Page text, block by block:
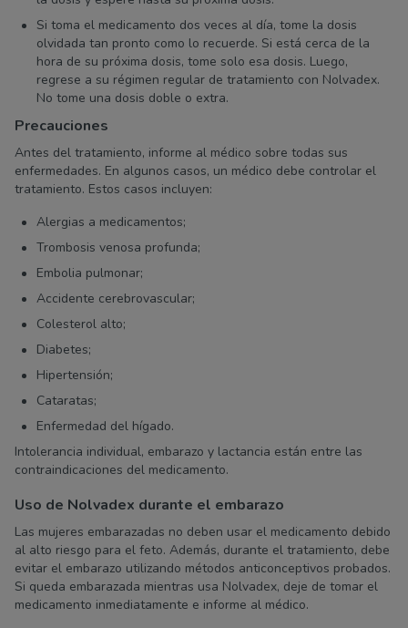
Si toma el medicamento dos veces al día, tome la dosis
olvidada tan pronto como lo recuerde. Si está cerca de la
hora de su próxima dosis, tome solo esa dosis. Luego,
regrese a su régimen regular de tratamiento con Nolvadex.
No tome una dosis doble o extra.
Precauciones
Antes del tratamiento, informe al médico sobre todas sus
enfermedades. En algunos casos, un médico debe controlar el
tratamiento. Estos casos incluyen:
Alergias a medicamentos;
Trombosis venosa profunda;
Embolia pulmonar;
Accidente cerebrovascular;
Colesterol alto;
Diabetes;
Hipertensión;
Cataratas;
Enfermedad del hígado.
Intolerancia individual, embarazo y lactancia están entre las
contraindicaciones del medicamento.
Uso de Nolvadex durante el embarazo
Las mujeres embarazadas no deben usar el medicamento debido
al alto riesgo para el feto. Además, durante el tratamiento, debe
evitar el embarazo utilizando métodos anticonceptivos probados.
Si queda embarazada mientras usa Nolvadex, deje de tomar el
medicamento inmediatamente e informe al médico.